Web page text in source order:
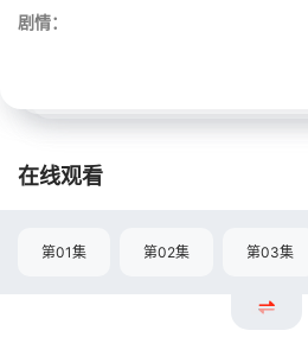
剧情：
在线观看
第01集 第02集 第03集